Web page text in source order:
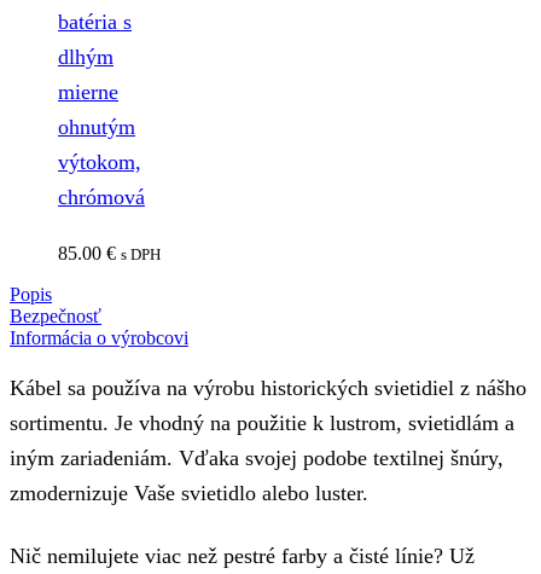
batéria s
dlhým
mierne
ohnutým
výtokom,
chrómová
85.00 € s DPH
Popis
Bezpečnosť
Informácia o výrobcovi
Kábel sa používa na výrobu historických svietidiel z nášho
sortimentu. Je vhodný na použitie k lustrom, svietidlám a
iným zariadeniám. Vďaka svojej podobe textilnej šnúry,
zmodernizuje Vaše svietidlo alebo luster.
Nič nemilujete viac než pestré farby a čisté línie? Už